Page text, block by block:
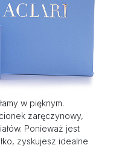
w pięknym.
zaręczynowy,
Ponieważ jest
zyskujesz idealne